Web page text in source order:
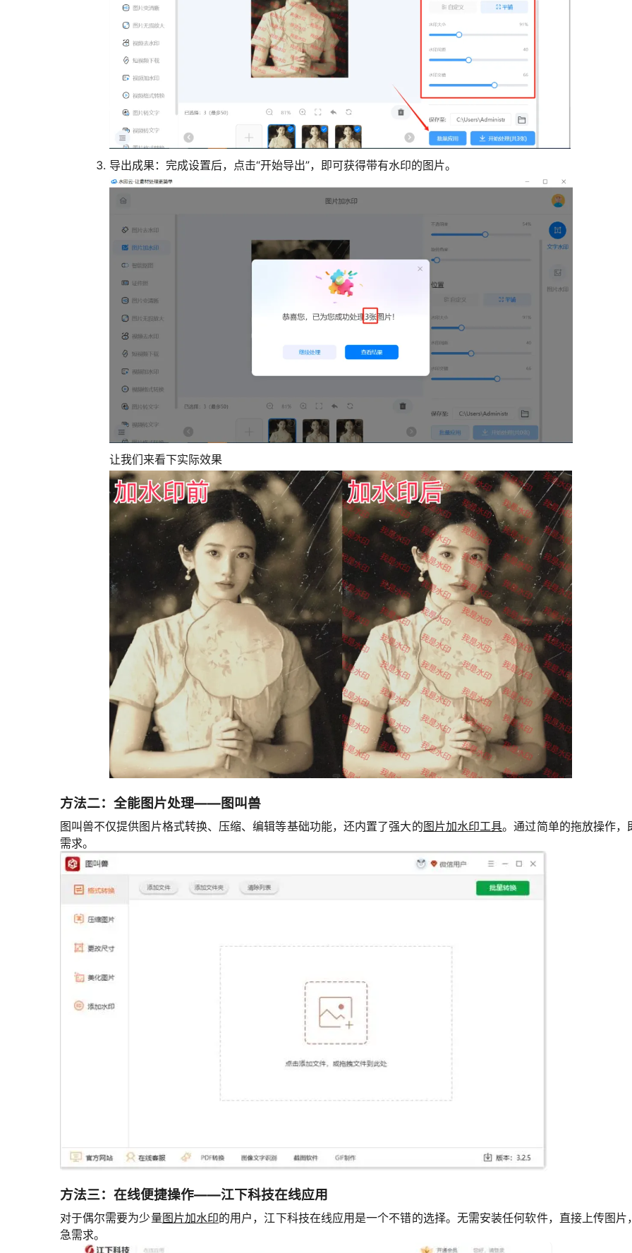
导出成果 ：完成设置后，点击“开始导出”，即可获得带有水印的图片。
让我们来看下实际效果
方法二：全能图片处理——图叫兽
图叫兽不仅提供图片格式转换、压缩、编辑等基础功能，还内置了强大的图片加水印工具。通过简单的拖放操作
需求。
方法三：在线便捷操作——江下科技在线应用
对于偶尔需要为少量图片加水印的用户，江下科技在线应用是一个不错的选择。无需安装任何软件，直接上传图
急需求。